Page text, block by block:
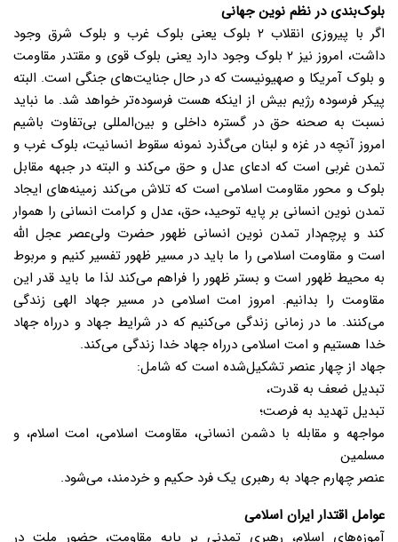
بلوک‌بندی در نظم نوین جهانی
اگر با پیروزی انقلاب ۲ بلوک یعنی بلوک غرب و بلوک شرق وجود
داشت، امروز نیز ۲ بلوک وجود دارد یعنی بلوک قوی و مقتدر مقاومت
و بلوک آمریکا و صهیونیست که در حال جنایت‌های جنگی است. البته
پیکر فرسوده رژیم بیش از اینکه هست فرسوده‌تر خواهد شد. ما نباید
نسبت به صحنه حق در گستره داخلی و بین‌المللی بی‌تفاوت باشیم
امروز آنچه در غزه و لبنان می‌گذرد نمونه سقوط انسانیت، بلوک غرب و
تمدن غربی است که ادعای عدل و حق می‌کند و البته در جبهه مقابل
بلوک و محور مقاومت اسلامی است که تلاش می‌کند زمینه‌های ایجاد
تمدن نوین انسانی بر پایه توحید، حق، عدل و کرامت انسانی را هموار
کند و پرچم‌دار تمدن نوین انسانی ظهور حضرت ولی‌عصر عجل الله
است و مقاومت اسلامی را ما باید در مسیر ظهور تفسیر کنیم و مربوط
به محیط ظهور است و بستر ظهور را فراهم می‌کند لذا ما باید قدر این
مقاومت را بدانیم. امروز امت اسلامی در مسیر جهاد الهی زندگی
می‌کنند. ما در زمانی زندگی می‌کنیم که در شرایط جهاد و درراه جهاد
خدا هستیم و امت اسلامی درراه جهاد خدا زندگی می‌کند.
جهاد از چهار عنصر تشکیل‌شده است که شامل:
تبدیل ضعف به قدرت،
تبدیل تهدید به فرصت؛
مواجهه و مقابله با دشمن انسانی، مقاومت اسلامی، امت اسلام، و
مسلمین
عنصر چهارم جهاد به رهبری یک فرد حکیم و خردمند، می‌شود.
عوامل اقتدار ایران اسلامی
آموزه‌های اسلام، رهبری تمدنی بر پایه مقاومت، حضور ملت در